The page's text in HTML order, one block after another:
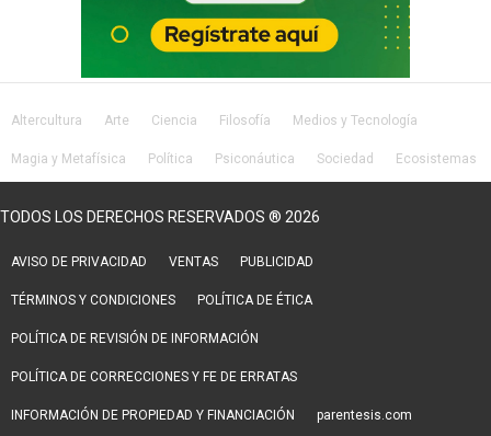
Altercultura Arte Ciencia Filosofía Medios y Tecnología
Magia y Metafísica Política Psiconáutica Sociedad Ecosistemas
TODOS LOS DERECHOS RESERVADOS ® 2026
AVISO DE PRIVACIDAD VENTAS PUBLICIDAD
TÉRMINOS Y CONDICIONES POLÍTICA DE ÉTICA
POLÍTICA DE REVISIÓN DE INFORMACIÓN
POLÍTICA DE CORRECCIONES Y FE DE ERRATAS
INFORMACIÓN DE PROPIEDAD Y FINANCIACIÓN parentesis.com